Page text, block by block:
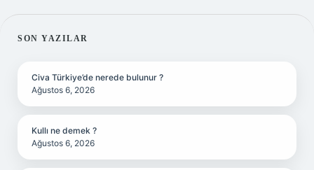
SIDEBAR
SON YAZILAR
Civa Türkiye’de nerede bulunur ?
Ağustos 6, 2026
Kullı ne demek ?
Ağustos 6, 2026